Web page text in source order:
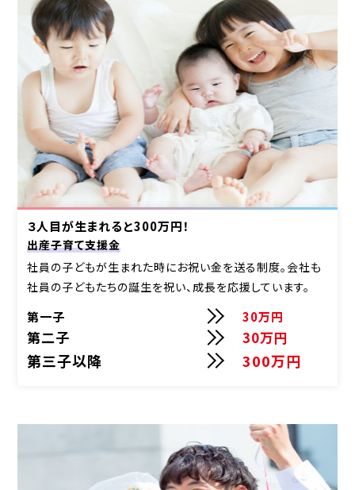
３人目が生まれると300万円！
出産子育て支援金
社員の子どもが生まれた時にお祝い金を送る制度。会社も
社員の子どもたちの誕生を祝い、 成長を応援しています。
第一子 30万円
第二子 30万円
第三子以降 300万円